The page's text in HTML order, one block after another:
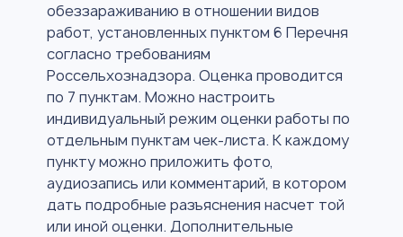
обеззараживанию в отношении видов
работ, установленных пунктом 6 Перечня
согласно требованиям
Россельхознадзора. Оценка проводится
по 7 пунктам. Можно настроить
индивидуальный режим оценки работы по
отдельным пунктам чек-листа. К каждому
пункту можно приложить фото,
аудиозапись или комментарий, в котором
дать подробные разъяснения насчет той
или иной оценки. Дополнительные